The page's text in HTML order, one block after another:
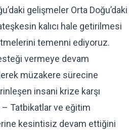
gelişmeler Orta Doğu’daki
kalıcı hale getirilmesi
temenni ediyoruz.
vermeye devam
müzakere sürecine
insani krize karşı
Tatbikatlar ve eğitim
kesintisiz devam ettiğini